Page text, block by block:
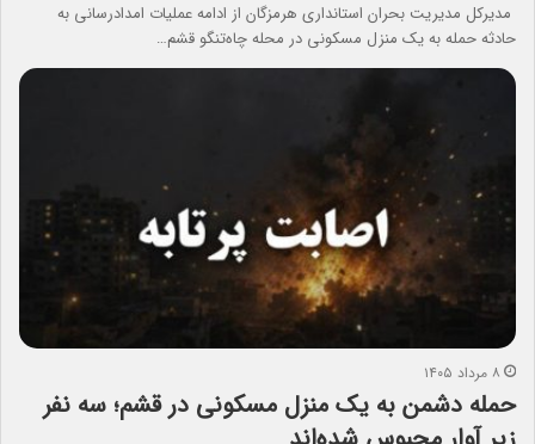
مدیرکل مدیریت بحران استانداری هرمزگان از ادامه عملیات امدادرسانی به
حادثه حمله به یک منزل مسکونی در محله چاه‌تنگو قشم…
۸ مرداد ۱۴۰۵
حمله دشمن به یک منزل مسکونی در قشم؛ سه نفر